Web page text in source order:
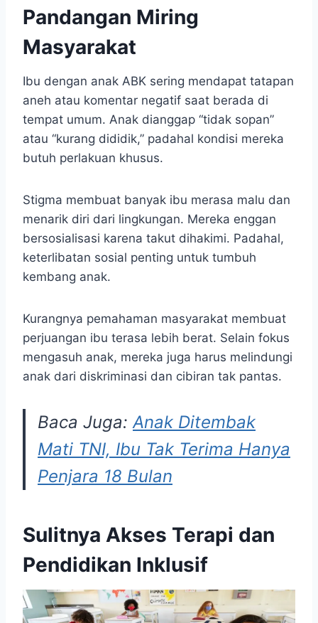
Pandangan Miring
Masyarakat
Ibu dengan anak ABK sering mendapat tatapan
aneh atau komentar negatif saat berada di
tempat umum. Anak dianggap “tidak sopan”
atau “kurang dididik,” padahal kondisi mereka
butuh perlakuan khusus.
Stigma membuat banyak ibu merasa malu dan
menarik diri dari lingkungan. Mereka enggan
bersosialisasi karena takut dihakimi. Padahal,
keterlibatan sosial penting untuk tumbuh
kembang anak.
Kurangnya pemahaman masyarakat membuat
perjuangan ibu terasa lebih berat. Selain fokus
mengasuh anak, mereka juga harus melindungi
anak dari diskriminasi dan cibiran tak pantas.
Baca Juga: Anak Ditembak
Mati TNI, Ibu Tak Terima Hanya
Penjara 18 Bulan
Sulitnya Akses Terapi dan
Pendidikan Inklusif